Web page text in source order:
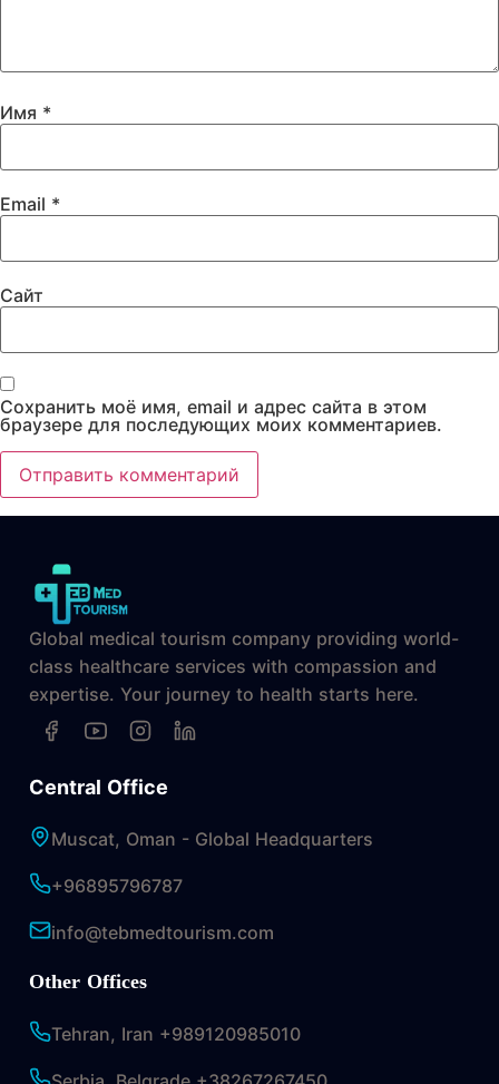
Имя *
Email *
Сайт
Сохранить моё имя, email и адрес сайта в этом
браузере для последующих моих комментариев.
Global medical tourism company providing world-
class healthcare services with compassion and
expertise. Your journey to health starts here.
Central Office
Muscat, Oman - Global Headquarters
+96895796787
info@tebmedtourism.com
Other Offices
Tehran, Iran +989120985010